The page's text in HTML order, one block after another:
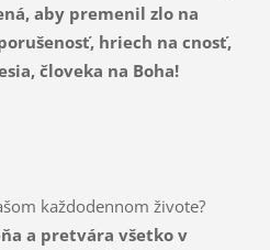
aby premenil zlo na
hriech na cnosť,
človeka na Boha!
každodennom živote?
a pretvára všetko v